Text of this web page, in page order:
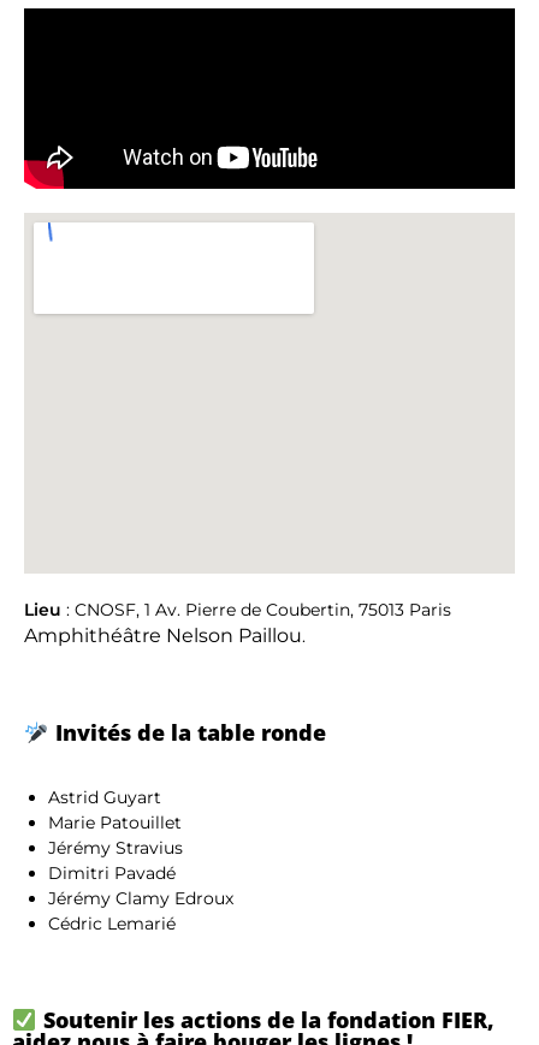
Lieu : CNOSF, 1 Av. Pierre de Coubertin, 75013 Paris
Amphithéâtre Nelson Paillou.
Invités de la table ronde
Astrid Guyart
Marie Patouillet
Jérémy Stravius
Dimitri Pavadé
Jérémy Clamy Edroux
Cédric Lemarié
Soutenir les actions de la fondation FIER,